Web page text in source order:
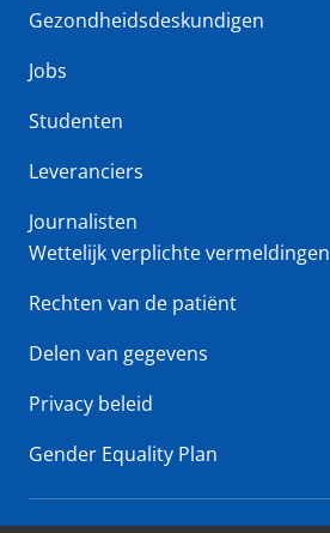
Gezondheidsdeskundigen
Jobs
Studenten
Leveranciers
Journalisten
Wettelijk verplichte vermeldingen
Rechten van de patiënt
Delen van gegevens
Privacy beleid
Gender Equality Plan